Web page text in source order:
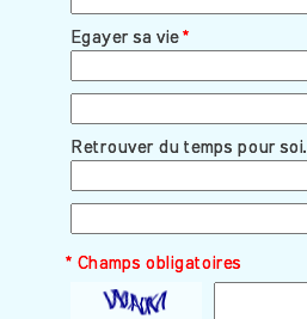
Egayer sa vie *
Retrouver du temps pour soi.
* Champs obligatoires
Egayer sa vie *
Retrouver du temps pour soi.
* Champs obligatoires